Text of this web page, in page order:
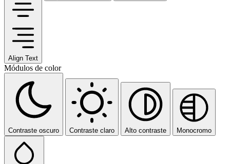
Align Text
Módulos de color
Contraste oscuro Contraste claro Alto contraste Monocromo